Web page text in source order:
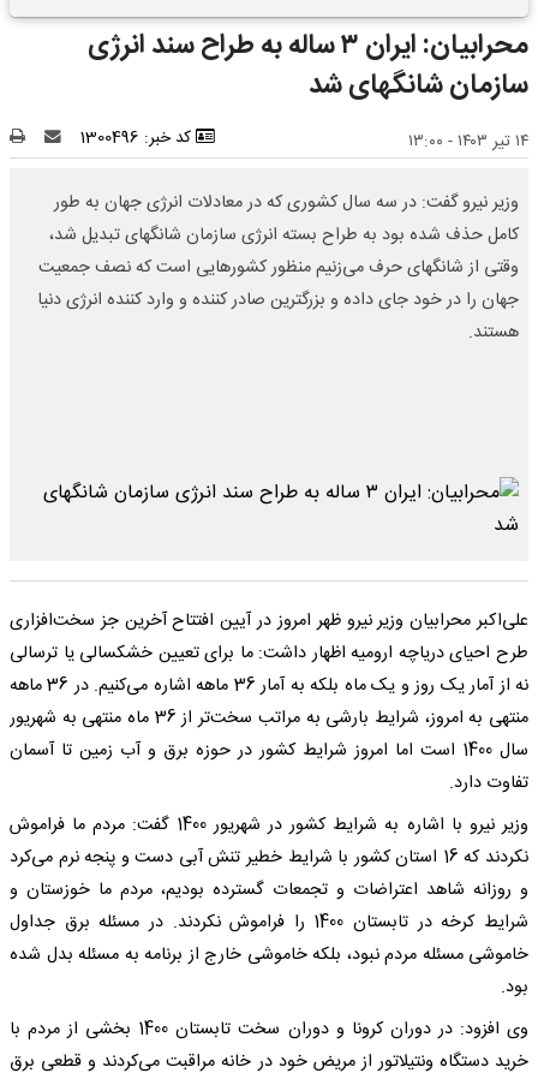
محاسبه می شود؟
محرابیان: ایران ۳ ساله به طراح سند انرژی
سازمان شانگهای شد
۱۴ تیر ۱۴۰۳ - ۱۳:۰۰ کد خبر: 1300496
وزیر نیرو گفت: در سه سال کشوری که در معادلات انرژی جهان به طور
کامل حذف شده بود به طراح بسته انرژی سازمان شانگهای تبدیل شد،
وقتی از شانگهای حرف می‌ز‌نیم منظور کشورهایی است که نصف جمعیت
جهان را در خود جای داده و بزرگترین صادر کننده و وارد کننده انرژی دنیا
هستند.
علی‌اکبر محرابیان وزیر نیرو ظهر امروز در آیین افتتاح آخرین جز سخت‌افزاری
طرح احیای دریاچه ارومیه اظهار داشت: ما برای تعیین خشکسالی یا ترسالی
نه از آمار یک روز و یک ماه بلکه به آمار 36 ماهه اشاره می‌کنیم. در 36 ماهه
منتهی به امروز، شرایط بارشی به مراتب سخت‌تر از 36 ماه منتهی به شهریور
سال 1400 است اما امروز شرایط کشور در حوزه برق و آب زمین تا آسمان
تفاوت دارد.
وزیر نیرو با اشاره به شرایط کشور در شهریور 1400 گفت: مردم ما فراموش
نکردند که 16 استان کشور با شرایط خطیر تنش آبی دست و پنجه نرم می‌کرد
و روزانه شاهد اعتراضات و تجمعات گسترده بودیم، مردم ما خوزستان و
شرایط کرخه در تابستان 1400 را فراموش نکردند. در مسئله برق جداول
خاموشی مسئله مردم نبود، بلکه خاموشی خارج از برنامه به مسئله بدل شده
بود.
وی افزود: در دوران کرونا و دوران سخت تابستان 1400 بخشی از مردم با
خرید دستگاه ونتیلاتور از مریض خود در خانه مراقبت می‌کردند و قطعی برق